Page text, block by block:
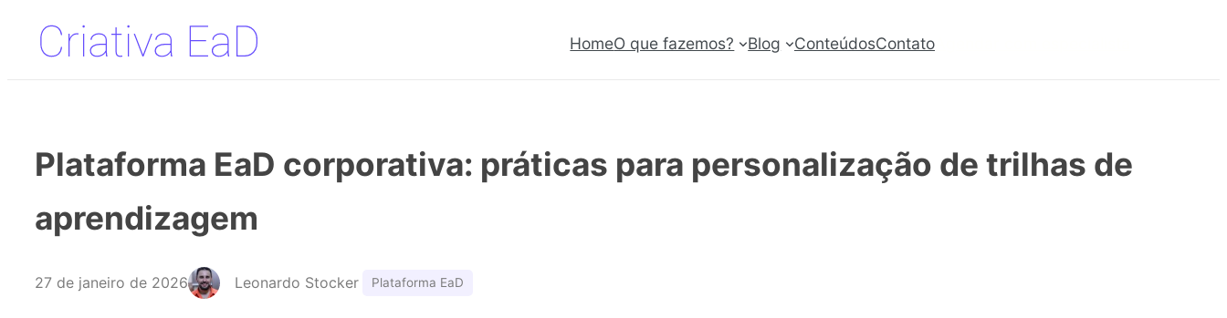
Pular
para
HomeO que fazemos? Blog ConteúdosContato
Plataforma EaD corporativa: práticas para personalização de trilhas de
aprendizagem
27 de janeiro de 2026 Leonardo Stocker Plataforma EaD